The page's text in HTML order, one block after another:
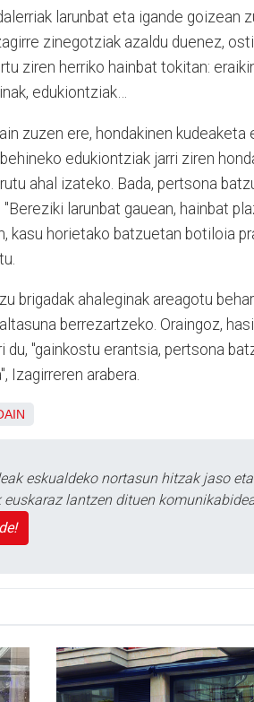
larunbat eta igande goizean
zinegotziak azaldu duenez,
ziren herriko hainbat tokitan:
edukiontziak…
zuzen ere, hondakinen kudeaketa
edukiontziak jarri ziren
ahal izateko. Bada, pertsona
"Bereziki larunbat gauean, hainbat
kasu horietako batzuetan botiloia
brigadak ahaleginak areagotu
berrezartzeko. Oraingoz,
du, "gainkostu erantsia, pertsona
Izagirreren arabera.
eskualdeko nortasun hitzak jaso
lantzen dituen